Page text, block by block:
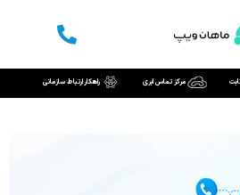
مرکز تماس ابری راهکار ارتباط سازمانی